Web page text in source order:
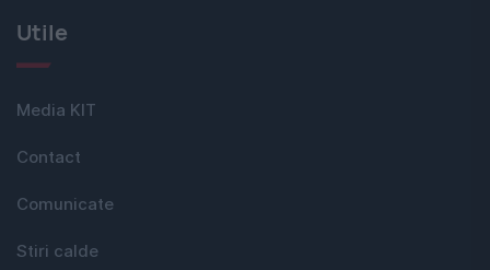
Utile
Media KIT
Contact
Comunicate
Stiri calde